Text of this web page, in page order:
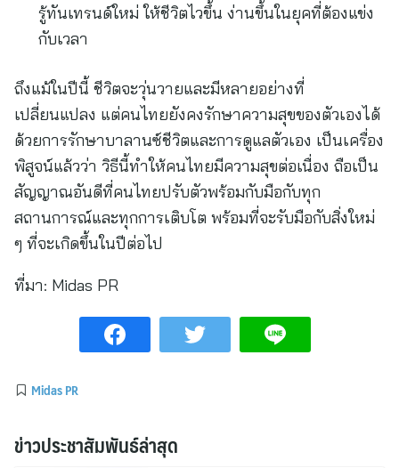
รู้ทันเทรนด์ใหม่ ให้ชีวิตไวขึ้น ง่านขึ้นในยุคที่ต้องแข่ง
กับเวลา
ถึงแม้ในปีนี้ ชีวิตจะวุ่นวายและมีหลายอย่างที่
เปลี่ยนแปลง แต่คนไทยยังคงรักษาความสุขของตัวเองได้
ด้วยการรักษาบาลานซ์ชีวิตและการดูแลตัวเอง เป็นเครื่อง
พิสูจน์แล้วว่า วิธีนี้ทำให้คนไทยมีความสุขต่อเนื่อง ถือเป็น
สัญญาณอันดีที่คนไทยปรับตัวพร้อมกับมือกับทุก
สถานการณ์และทุกการเติบโต พร้อมที่จะรับมือกับสิ่งใหม่
ๆ ที่จะเกิดขึ้นในปีต่อไป
ที่มา: Midas PR
Midas PR
ข่าวประชาสัมพันธ์ล่าสุด